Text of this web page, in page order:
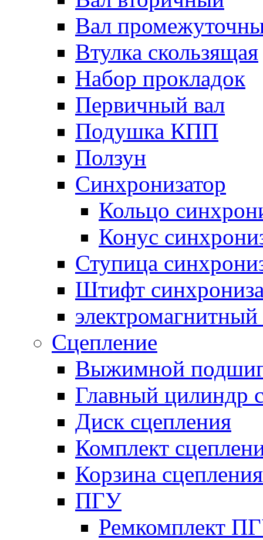
Вал
Втулка скользящая
Набор прокладок
Первичный вал
Подушка КПП
Ползун
Синхронизатор
Кольцо
Конус
Ступица
Штифт
электромагнитный
Сцепление
Выжимной
Главный цилиндр
Диск сцепления
Комплект
Корзина сцепления
ПГУ
Ремкомплект